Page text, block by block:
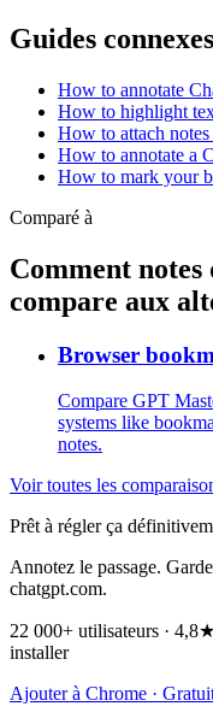
Guides connexes
How to annotate
How to highlight
How to attach
How to annotate a
How to mark your
Comparé à
Comment
compare aux
Browser
Compare GPT
systems like
notes.
Voir toutes les
Prêt à régler ça
Annotez le passage.
chatgpt.com.
22 000+ utilisateurs ·
installer
Ajouter à Chrome ·